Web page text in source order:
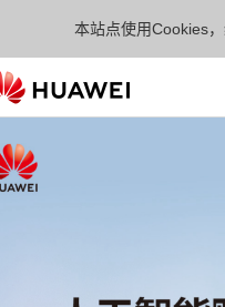
本站点使用Cookies